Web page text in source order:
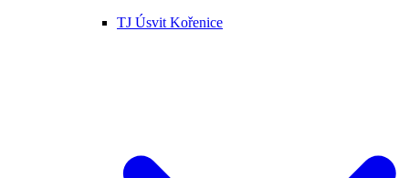
TJ Úsvit Kořenice